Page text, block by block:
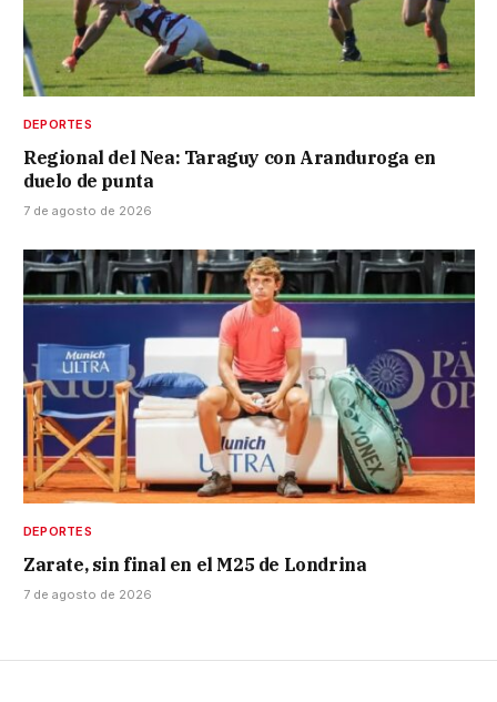
DEPORTES
Regional del Nea: Taraguy con Aranduroga en
duelo de punta
7 de agosto de 2026
DEPORTES
Zarate, sin final en el M25 de Londrina
7 de agosto de 2026